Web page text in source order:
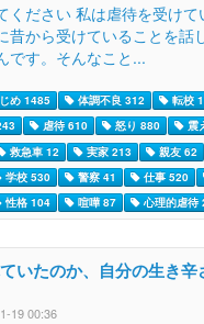
ください 私は虐待を受け
昔から受けていることを話
です。そんなこと...
め 1485 体調不良 312
転校
虐待 610 怒り 880
震
救急車 12 実家 213 親友 62
学校 530 警察 41 仕事 520
性格 104 喧嘩 87 心理的虐待
いたのか、自分の生き
19 00:36